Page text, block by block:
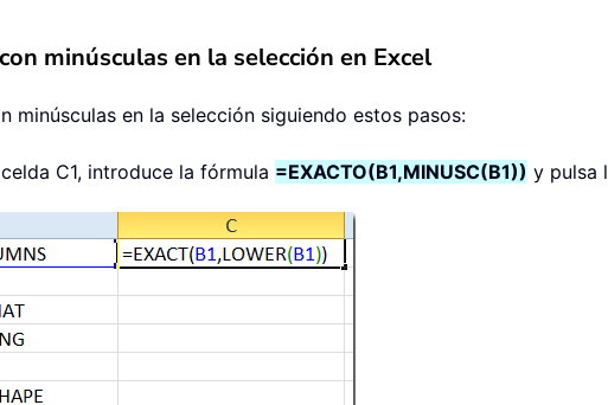
minúsculas en la selección en Excel
minúsculas en la selección siguiendo estos pasos:
C1, introduce la fórmula =EXACTO(B1,MINUSC(B1)) y pulsa